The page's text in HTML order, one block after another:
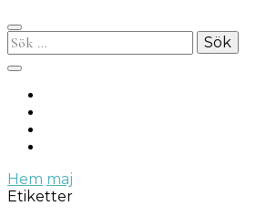
Sök
efter:
Hem maj
Etiketter